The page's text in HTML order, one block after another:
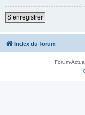
S’enregistrer
Index du forum
Forum-